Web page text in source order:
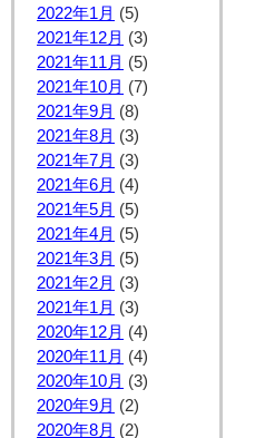
2022年1月 (5)
2021年12月 (3)
2021年11月 (5)
2021年10月 (7)
2021年9月 (8)
2021年8月 (3)
2021年7月 (3)
2021年6月 (4)
2021年5月 (5)
2021年4月 (5)
2021年3月 (5)
2021年2月 (3)
2021年1月 (3)
2020年12月 (4)
2020年11月 (4)
2020年10月 (3)
2020年9月 (2)
2020年8月 (2)